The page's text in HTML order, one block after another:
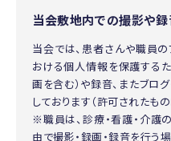
当会敷地内での撮影や
当会では、患者さんや職員
おける個人情報を保護する
画を含む）や録音、またブロ
しております（許可されたもの
※職員は、診療・看護・介護
由で撮影・録画・録音を行う